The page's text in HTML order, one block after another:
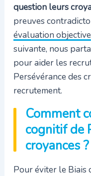
question leurs
preuves
évaluation objective
suivante, nous
pour aider les
Persévérance des
recrutement.
Comment
cognitif de
croyances ?
Pour éviter le Biais